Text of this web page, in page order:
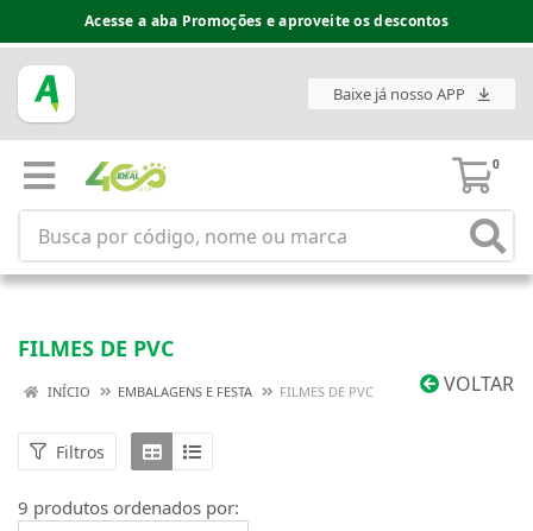
Acesse a aba Promoções e aproveite os descontos
Baixe já nosso APP
0
FILMES DE PVC
VOLTAR
INÍCIO EMBALAGENS E FESTA FILMES DE PVC
Filtros
9 produtos ordenados por: